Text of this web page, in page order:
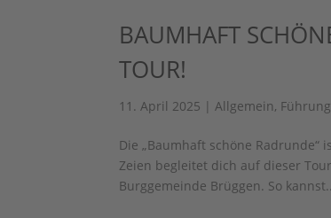
BAUMHAFT
TOUR!
11. April 2025 | Allgemein,
Die „Baumhaft schöne
Zeien begleitet dich auf dieser
Burggemeinde Brüggen. So